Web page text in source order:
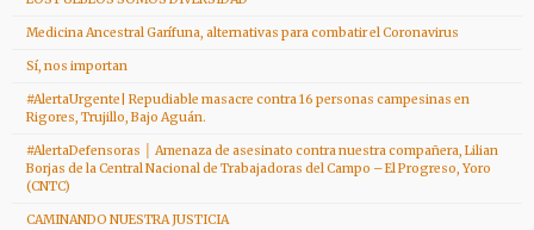
Medicina Ancestral Garífuna, alternativas para combatir el Coronavirus
Sí, nos importan
#AlertaUrgente| Repudiable masacre contra 16 personas campesinas en
Rigores, Trujillo, Bajo Aguán.
#AlertaDefensoras │ Amenaza de asesinato contra nuestra compañera, Lilian
Borjas de la Central Nacional de Trabajadoras del Campo – El Progreso, Yoro
(CNTC)
CAMINANDO NUESTRA JUSTICIA